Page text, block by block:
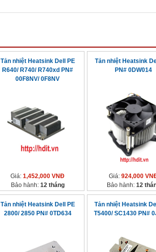
Tản nhiệt Heatsink Dell PE
R640/ R740/ R740xd PN#
00F8NV/ 0F8NV
Giá: 1,452,000 VNĐ
Bảo hành: 12 tháng
Tản nhiệt Heatsink
PN# 0DW014
Giá: 924,000
Bảo hành: 12
Tản nhiệt Heatsink Dell PE
2800/ 2850 PN# 0TD634
Tản nhiệt Heatsink
T5400/ SC1430 PN#